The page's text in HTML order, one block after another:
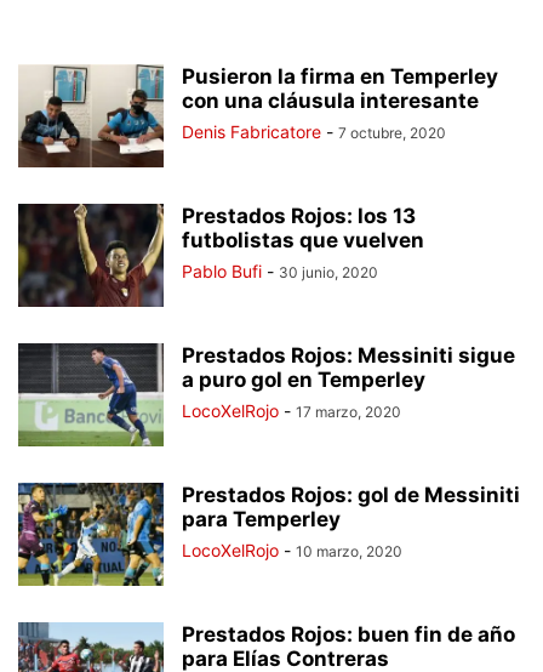
Pusieron la firma en Temperley
con una cláusula interesante
Denis Fabricatore - 7 octubre, 2020
Prestados Rojos: los 13
futbolistas que vuelven
Pablo Bufi - 30 junio, 2020
Prestados Rojos: Messiniti sigue
a puro gol en Temperley
LocoXelRojo - 17 marzo, 2020
Prestados Rojos: gol de Messiniti
para Temperley
LocoXelRojo - 10 marzo, 2020
Prestados Rojos: buen fin de año
para Elías Contreras